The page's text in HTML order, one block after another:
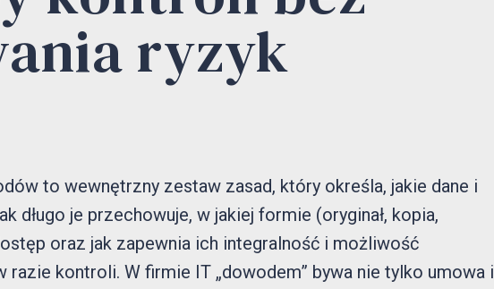
ryzyk
to wewnętrzny zestaw zasad, który określa, jakie dane i
długo je przechowuje, w jakiej formie (oryginał, kopia,
oraz jak zapewnia ich integralność i możliwość
razie kontroli. W firmie IT „dowodem” bywa nie tylko umowa i